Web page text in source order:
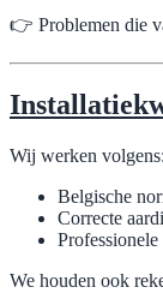
👉 Problemen die
Wij werken volgens:
Belgische
Correcte
We houden ook